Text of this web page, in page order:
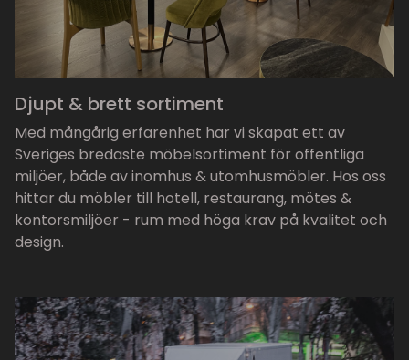
Djupt & brett sortiment
Med mångårig erfarenhet har vi skapat ett av
Sveriges bredaste möbelsortiment för offentliga
miljöer, både av inomhus & utomhusmöbler. Hos oss
hittar du möbler till hotell, restaurang, mötes &
kontorsmiljöer - rum med höga krav på kvalitet och
design.